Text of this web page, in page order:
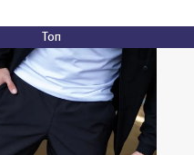
Топ